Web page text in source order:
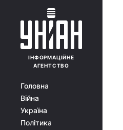
ІНФОРМАЦІЙНЕ
АГЕНТСТВО
Головна
Війна
Україна
Політика